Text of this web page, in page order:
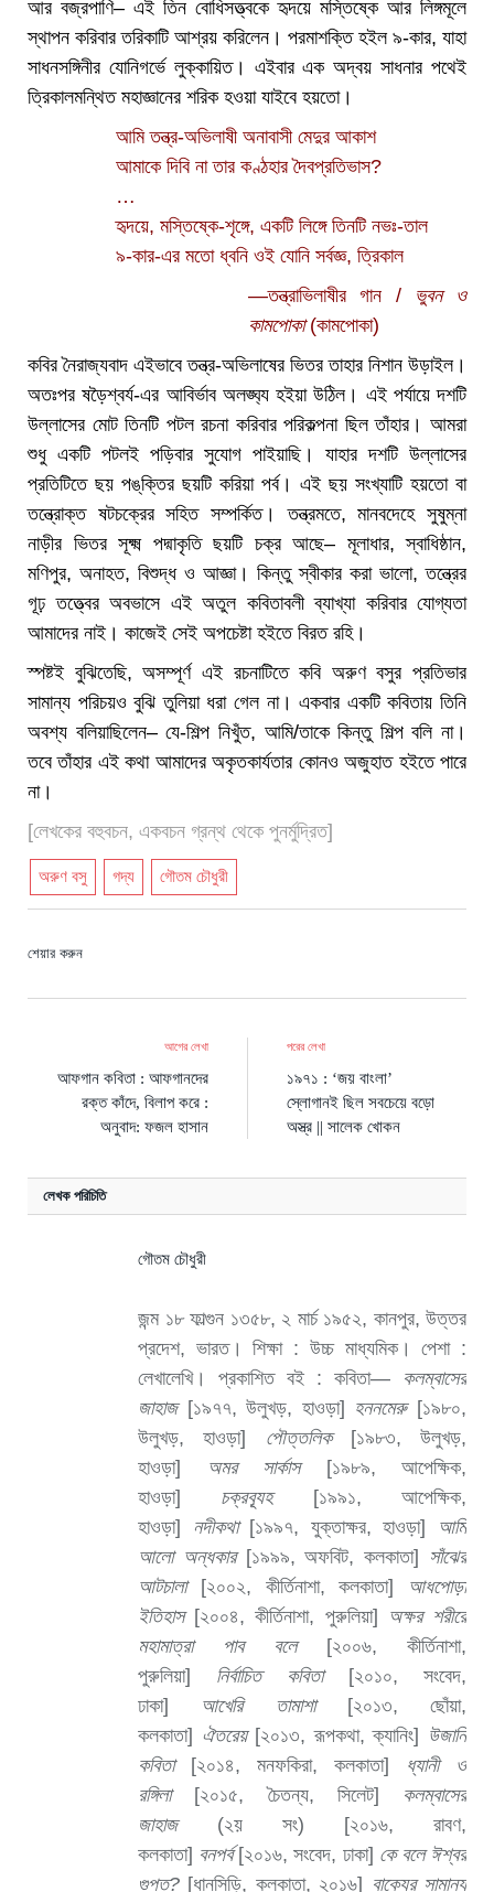
আর বজ্রপাণি– এই তিন বোধিসত্ত্বকে হৃদয়ে মস্তিষ্কে আর লিঙ্গমূলে
স্থাপন করিবার তরিকাটি আশ্রয় করিলেন। পরমাশক্তি হইল ৯-কার, যাহা
সাধনসঙ্গিনীর যোনিগর্ভে লুক্কায়িত। এইবার এক অদ্বয় সাধনার পথেই
ত্রিকালমন্থিত মহাজ্ঞানের শরিক হওয়া যাইবে হয়তো।
আমি তন্ত্র-অভিলাষী অনাবাসী মেদুর আকাশ
আমাকে দিবি না তার কণ্ঠহার দৈবপ্রতিভাস?
…
হৃদয়ে, মস্তিষ্কে-শৃঙ্গে, একটি লিঙ্গে তিনটি নভঃ-তাল
৯-কার-এর মতো ধ্বনি ওই যোনি সর্বজ্ঞ, ত্রিকাল
—তন্ত্রাভিলাষীর গান /
ভুবন ও
কামপোকা(কামপোকা)
কবির নৈরাজ্যবাদ এইভাবে তন্ত্র-অভিলাষের ভিতর তাহার নিশান উড়াইল।
অতঃপর ষড়ৈশ্বর্য-এর আবির্ভাব অলঙ্ঘ্য হইয়া উঠিল। এই পর্যায়ে দশটি
উল্লাসের মোট তিনটি পটল রচনা করিবার পরিকল্পনা ছিল তাঁহার। আমরা
শুধু একটি পটলই পড়িবার সুযোগ পাইয়াছি। যাহার দশটি উল্লাসের
প্রতিটিতে ছয় পঙ্‌ক্তির ছয়টি করিয়া পর্ব। এই ছয় সংখ্যাটি হয়তো বা
তন্ত্রোক্ত ষটচক্রের সহিত সম্পর্কিত। তন্ত্রমতে, মানবদেহে সুষুম্না
নাড়ীর ভিতর সূক্ষ্ম পদ্মাকৃতি ছয়টি চক্র আছে– মূলাধার, স্বাধিষ্ঠান,
মণিপুর, অনাহত, বিশুদ্ধ ও আজ্ঞা। কিন্তু স্বীকার করা ভালো, তন্ত্রের
গূঢ় তত্ত্বের অবভাসে এই অতুল কবিতাবলী ব্যাখ্যা করিবার যোগ্যতা
আমাদের নাই। কাজেই সেই অপচেষ্টা হইতে বিরত রহি।
স্পষ্টই বুঝিতেছি, অসম্পূর্ণ এই রচনাটিতে কবি অরুণ বসুর প্রতিভার
সামান্য পরিচয়ও বুঝি তুলিয়া ধরা গেল না। একবার একটি কবিতায় তিনি
অবশ্য বলিয়াছিলেন– যে-শিল্প নিখুঁত, আমি/তাকে কিন্তু শিল্প বলি না।
তবে তাঁহার এই কথা আমাদের অকৃতকার্যতার কোনও অজুহাত হইতে পারে
না।
[লেখকের বহুবচন, একবচন গ্রন্থ থেকে পুনর্মুদ্রিত]
অরুণ বসু গদ্য গৌতম চৌধুরী
শেয়ার করুন
আগের লেখা
আফগান কবিতা : আফগানদের
রক্ত কাঁদে, বিলাপ করে :
অনুবাদ: ফজল হাসান
পরের লেখা
১৯৭১ : ‘জয় বাংলা’
স্লোগানই ছিল সবচেয়ে বড়ো
অস্ত্র || সালেক খোকন
লেখক পরিচিতি
গৌতম চৌধুরী
জন্ম ১৮ ফাল্গুন ১৩৫৮, ২ মার্চ ১৯৫২, কানপুর, উত্তর
প্রদেশ, ভারত। শিক্ষা : উচ্চ মাধ্যমিক। পেশা :
লেখালেখি। প্রকাশিত বই : কবিতা— কলম্বাসের
জাহাজ[১৯৭৭, উলুখড়, হাওড়া] হননমেরু[১৯৮০,
উলুখড়, হাওড়া] পৌত্তলিক[১৯৮৩, উলুখড়,
হাওড়া]
অমর সার্কাস[১৯৮৯, আপেক্ষিক,
হাওড়া] চক্রব্যূহ[১৯৯১, আপেক্ষিক,
হাওড়া]
নদীকথা[১৯৯৭, যুক্তাক্ষর, হাওড়া] আমি
আলো অন্ধকার[১৯৯৯, অফবিট, কলকাতা] সাঁঝের
আটচালা[২০০২, কীর্তিনাশা, কলকাতা] আধপোড়া
ইতিহাস[২০০৪, কীর্তিনাশা, পুরুলিয়া]
অক্ষর শরীরে
মহামাত্রা পাব বলে[২০০৬, কীর্তিনাশা,
পুরুলিয়া] নির্বাচিত কবিতা[২০১০, সংবেদ,
ঢাকা] আখেরি তামাশা[২০১৩, ছোঁয়া,
কলকাতা] ঐতরেয়[২০১৩, রূপকথা, ক্যানিং] উজানি
কবিতা[২০১৪, মনফকিরা, কলকাতা] ধ্যানী ও
রঙ্গিলা[২০১৫, চৈতন্য, সিলেট] কলম্বাসের
জাহাজ(২য় সং) [২০১৬, রাবণ,
কলকাতা] বনপর্ব[২০১৬, সংবেদ, ঢাকা] কে বলে ঈশ্বর
গুপ্ত? [ধানসিড়ি, কলকাতা, ২০১৬] বাক্যের সামান্য